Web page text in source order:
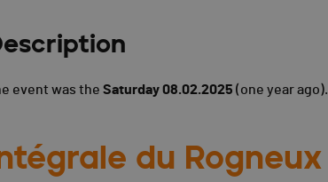
event was the Saturday 08.02.2025 (one year ago).
du Rogneux